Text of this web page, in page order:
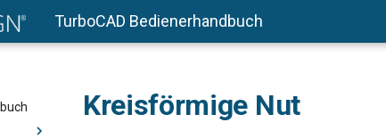
TurboCAD Bedienerhandbuch
Kreisförmige Nut